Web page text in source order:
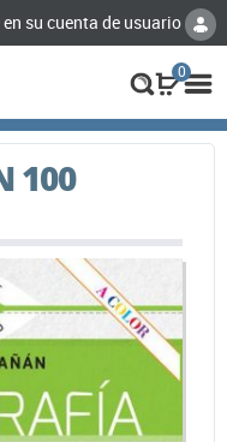
en su cuenta de usuario
0
100